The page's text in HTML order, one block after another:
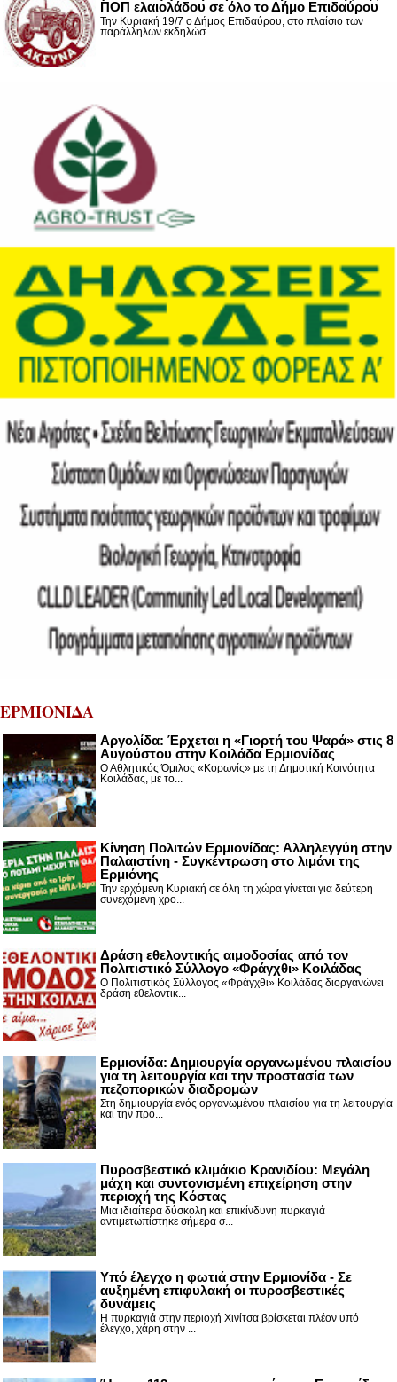
ΠΟΠ ελαιολάδου σε όλο το Δήμο Επιδαύρου
Την Κυριακή 19/7 ο Δήμος Επιδαύρου, στο πλαίσιο των
παράλληλων εκδηλώσ...
ΕΡΜΙΟΝΙΔΑ
Αργολίδα: Έρχεται η «Γιορτή του Ψαρά» στις 8
Αυγούστου στην Κοιλάδα Ερμιονίδας
Ο Αθλητικός Όμιλος «Κορωνίς» με τη Δημοτική Κοινότητα
Κοιλάδας, με το...
Κίνηση Πολιτών Ερμιονίδας: Αλληλεγγύη στην
Παλαιστίνη - Συγκέντρωση στο λιμάνι της
Ερμιόνης
Την ερχόμενη Κυριακή σε όλη τη χώρα γίνεται για δεύτερη
συνεχόμενη χρο...
Δράση εθελοντικής αιμοδοσίας από τον
Πολιτιστικό Σύλλογο «Φράγχθι» Κοιλάδας
Ο Πολιτιστικός Σύλλογος «Φράγχθι» Κοιλάδας διοργανώνει
δράση εθελοντικ...
Ερμιονίδα: Δημιουργία οργανωμένου πλαισίου
για τη λειτουργία και την προστασία των
πεζοπορικών διαδρομών
Στη δημιουργία ενός οργανωμένου πλαισίου για τη λειτουργία
και την προ...
Πυροσβεστικό κλιμάκιο Κρανιδίου: Μεγάλη
μάχη και συντονισμένη επιχείρηση στην
περιοχή της Κόστας
Μια ιδιαίτερα δύσκολη και επικίνδυνη πυρκαγιά
αντιμετωπίστηκε σήμερα σ...
Υπό έλεγχο η φωτιά στην Ερμιονίδα - Σε
αυξημένη επιφυλακή οι πυροσβεστικές
δυνάμεις
Η πυρκαγιά στην περιοχή Χινίτσα βρίσκεται πλέον υπό
έλεγχο, χάρη στην ...